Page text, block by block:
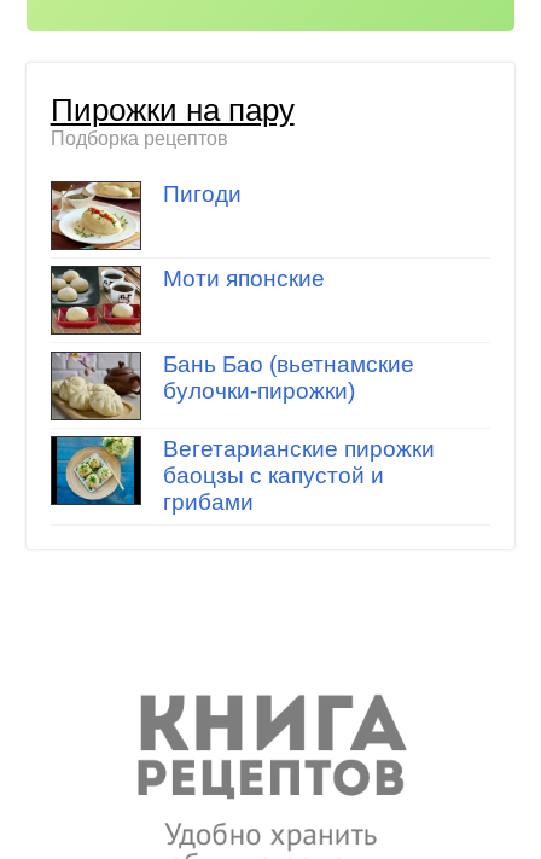
Пирожки на пару
Подборка рецептов
Пигоди
Моти японские
Бань Бао (вьетнамские
булочки-пирожки)
Вегетарианские пирожки
баоцзы с капустой и
грибами